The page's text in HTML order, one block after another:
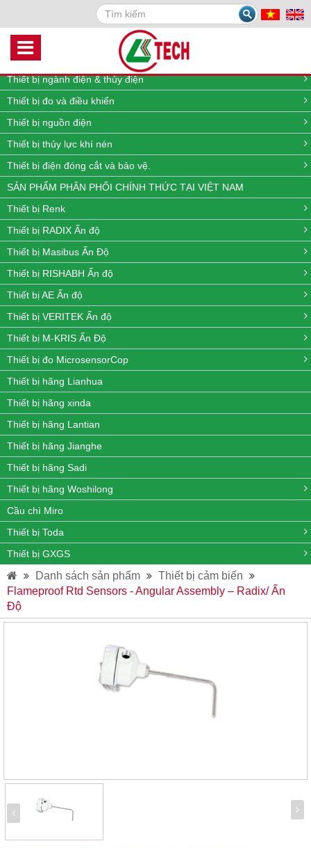
Search
DANH MỤC SẢN PHẨM
Thiết bị quan trắc môi trường online
Thiết bị đo lưu lượng, nhiệt độ, áp suất và mức
Thiết bị ngành điện & thủy điện
Thiết bị đo và điều khiển
Thiết bị nguồn điện
Thiết bị thủy lực khí nén
Thiết bị điện đóng cắt và bảo vệ.
SẢN PHẨM PHÂN PHỐI CHÍNH THỨC TẠI VIỆT NAM
Thiết bị Renk
Thiết bị RADIX Ấn độ
Thiết bị Masibus Ấn Độ
Thiết bị RISHABH Ấn độ
Thiết bị AE Ấn độ
Thiết bị VERITEK Ấn độ
Thiết bị M-KRIS Ấn Độ
Thiết bị đo MicrosensorCop
Thiết bị hãng Lianhua
Thiết bị hãng xinda
Thiết bị hãng Lantian
Thiết bị hãng Jianghe
Thiết bị hãng Sadi
Thiết bị hãng Woshilong
Cầu chì Miro
Thiết bị Toda
Thiết bị GXGS
Danh sách sản phẩm
Thiết bị cảm biến
Flameproof Rtd Sensors - Angular Assembly – Radix/ Ấn
Độ